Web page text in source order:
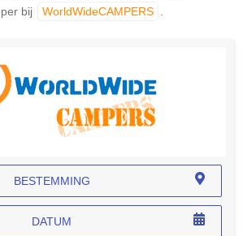
bij
WorldWideCAMPERS
BESTEMMING
DATUM